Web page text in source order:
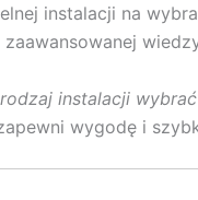
instalacji na
instalacji
wygodę i